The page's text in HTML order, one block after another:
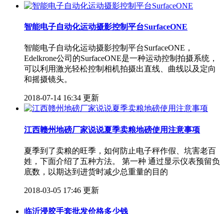
智能电子自动化运动摄影控制平台SurfaceONE
智能电子自动化运动摄影控制平台SurfaceONE，
Edelkrone公司的SurfaceONE是一种运动控制拍摄系统，
可以利用激光轻松控制相机拍摄出直线、曲线以及定向
和摇摄镜头。
2018-07-14 16:34 更新
江西赣州地磅厂家说说夏季卖粮地磅使用注意事项
夏季到了卖粮的旺季，如何防止电子秤作假、坑害老百
姓，下面介绍了五种方法。 第一种 通过显示仪表预留负
底数，以期达到进货时减少总重量的目的
2018-03-05 17:46 更新
临沂浸胶手套批发价格多少钱